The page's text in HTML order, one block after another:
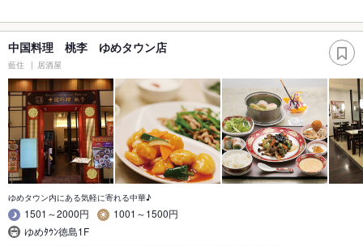
中国料理 桃李 ゆめタウン店
藍住 居酒屋
ゆめタウン内にある気軽に寄れる中華♪
1501～2000円
1001～1500円
ゆめﾀｳﾝ徳島1F